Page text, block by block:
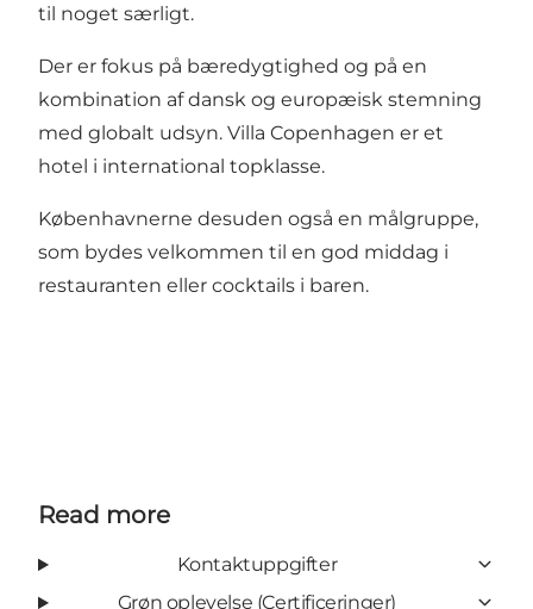
til noget særligt.
Der er fokus på bæredygtighed og på en
kombination af dansk og europæisk stemning
med globalt udsyn. Villa Copenhagen er et
hotel i international topklasse.
Københavnerne desuden også en målgruppe,
som bydes velkommen til en god middag i
restauranten eller cocktails i baren.
Read more
Kontaktuppgifter
Grøn oplevelse (Certificeringer)